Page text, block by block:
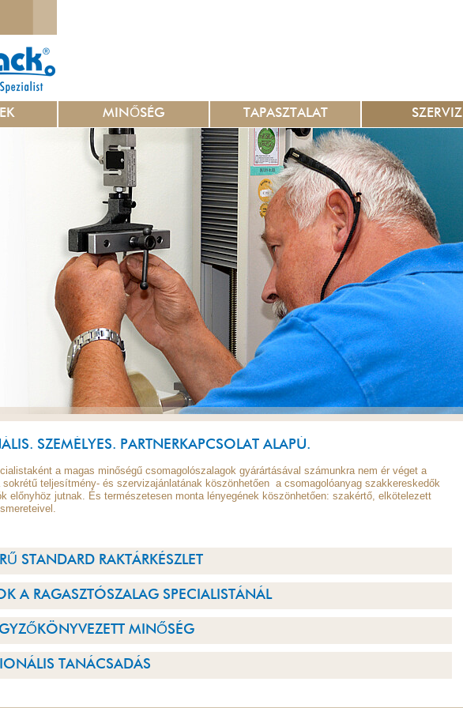
MINŐSÉG TAPASZTALAT SZERVIZ
SZEMÉLYES. PARTNERKAPCSOLAT ALAPÚ.
a magas minőségű csomagolószalagok gyárártásával számunkra nem ér véget a
sokrétű teljesítmény- és szervizajánlatának köszönhetően a csomagolóanyag szakkereskedők
előnyhöz jutnak. És természetesen monta lényegének köszönhetően: szakértő, elkötelezett
STANDARD RAKTÁRKÉSZLET
A RAGASZTÓSZALAG SPECIALISTÁNÁL
MINŐSÉG
TANÁCSADÁS